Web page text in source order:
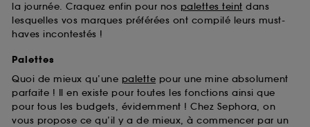
la journée. Craquez enfin pour nos palettes teint dans
lesquelles vos marques préférées ont compilé leurs must-
haves incontestés !
Palettes
Quoi de mieux qu’une palette pour une mine absolument
parfaite ! Il en existe pour toutes les fonctions ainsi que
pour tous les budgets, évidemment ! Chez Sephora, on
vous propose ce qu’il y a de mieux, à commencer par un